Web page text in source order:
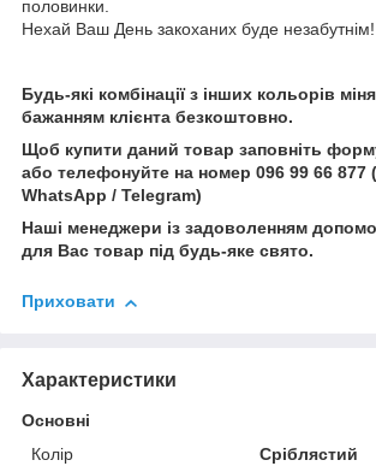
половинки.
Нехай Ваш День закоханих буде незабутнім!
Будь-які комбінації з інших кольорів
бажанням клієнта безкоштовно.
Щоб купити даний товар заповніть
або телефонуйте на номер 096 99 66 877
WhatsApp / Telegram)
Наші менеджери із задоволенням
для Вас товар під будь-яке свято.
Приховати
Характеристики
Основні
Колір
Сріблястий